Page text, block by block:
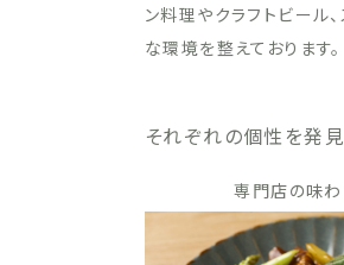
ン料理やクラフトビール
な環境を整えております。
それぞれの個性を発
専門店の味